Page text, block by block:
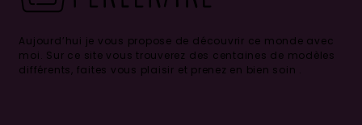
Aujourd’hui je vous propose de découvrir ce monde avec
moi. Sur ce site vous trouverez des centaines de modèles
différents, faites vous plaisir et prenez en bien soin .